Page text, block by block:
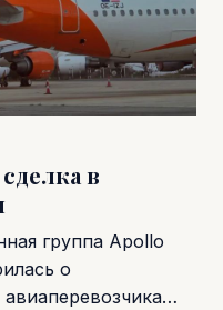
в
группа Apollo
о